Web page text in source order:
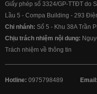
Giấy phép số 3324/GP-TTĐT do
Lầu 5 - Compa Building - 293
Chi nhánh: Số 5 - Khu 38A Trần
Chịu trách nhiệm nội dung:
Trách nhiệm về thông tin
Hotline: 0975798489 Email: